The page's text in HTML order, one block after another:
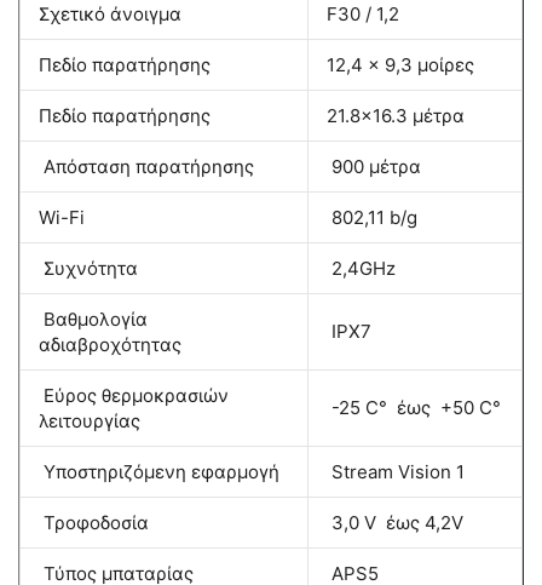
Σχετικό άνοιγμα F30 / 1,2
Πεδίο παρατήρησης 12,4 x 9,3 μοίρες
Πεδίο παρατήρησης 21.8×16.3 μέτρα
Απόσταση παρατήρησης 900 μέτρα
Wi-Fi 802,11 b/g
Συχνότητα 2,4GHz
Βαθμολογία
αδιαβροχότητας
IPX7
Εύρος θερμοκρασιών
λειτουργίας
-25 C° έως +50 C°
Υποστηριζόμενη εφαρμογή Stream Vision 1
Τροφοδοσία 3,0 V έως 4,2V
Τύπος μπαταρίας APS5